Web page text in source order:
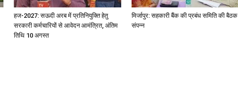
हज-2027: सऊदी अरब में प्रतिनियुक्ति हेतु
सरकारी कर्मचारियों से आवेदन आमंत्रित, अंतिम
तिथि 10 अगस्त
मिर्जापुर: सहकारी बैंक की प्रबंध समिति की बैठक
संपन्न